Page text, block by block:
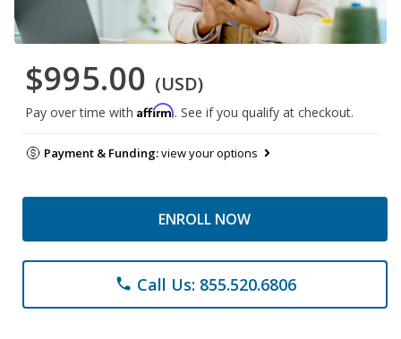
$995.00 (USD)
Pay over time with Affirm. See if you qualify at checkout.
Payment & Funding:view your options
ENROLL NOW
phone Call Us: 855.520.6806